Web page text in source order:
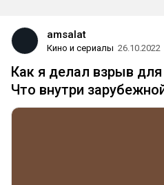
amsalat
Кино и сериалы 26.10.2022
Как я делал взрыв
Что внутри